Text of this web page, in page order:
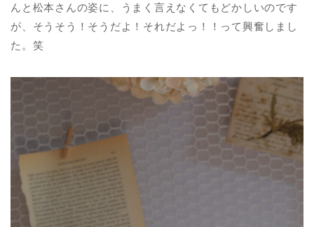
んと松本さんの姿に、うまく言えなくてもどかしいのです
が、そうそう！そうだよ！それだよっ！！って興奮しまし
た。笑